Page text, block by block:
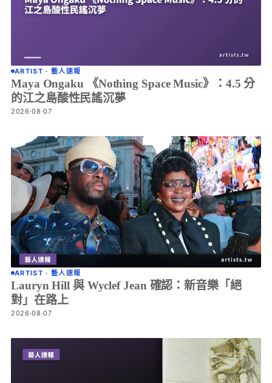
ARTIST · 藝人速報
Maya Ongaku 《Nothing Space Music》：4.5 分
的江之島酸性民謠沉夢
2026·08·07
ARTIST · 藝人速報
Lauryn Hill 與 Wyclef Jean 確認：新音樂「絕
對」在路上
2026·08·07